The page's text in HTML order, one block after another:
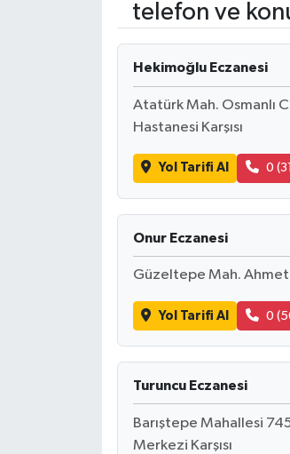
telefon ve
Hekimoğlu Eczanesi
Atatürk Mah. Osmanlı
Hastanesi Karşısı
Yol Tarifi Al 0
Onur Eczanesi
Güzeltepe Mah. Ahmet
Yol Tarifi Al 0
Turuncu Eczanesi
Barıştepe Mahallesi
Merkezi Karşısı
HABERDE İNSAN
KÜLTÜR SANAT
RESMİ İLANLAR
Tarihi Yapılarımız